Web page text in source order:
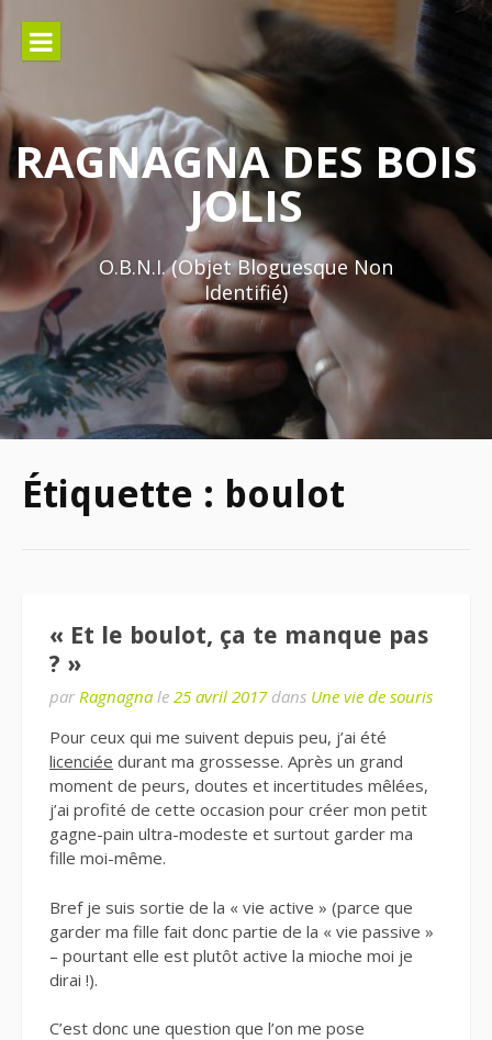
contenu
RAGNAGNA DES BOIS
JOLIS
O.B.N.I. (Objet Bloguesque Non
Identifié)
Étiquette : boulot
« Et le boulot, ça te manque pas
? »
par Ragnagna le 25 avril 2017dans Une vie de souris
Pour ceux qui me suivent depuis peu, j’ai été
licenciée durant ma grossesse. Après un grand
moment de peurs, doutes et incertitudes mêlées,
j’ai profité de cette occasion pour créer mon petit
gagne-pain ultra-modeste et surtout garder ma
fille moi-même.
Bref je suis sortie de la « vie active » (parce que
garder ma fille fait donc partie de la « vie passive »
– pourtant elle est plutôt active la mioche moi je
dirai !).
C’est donc une question que l’on me pose